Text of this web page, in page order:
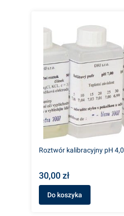
Roztwór kalibracyjny pH 4,0
30,00 zł
Do koszyka